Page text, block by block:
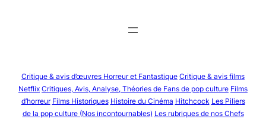
Critique & avis d’œuvres Horreur et Fantastique Critique & avis films
Netflix Critiques, Avis, Analyse, Théories de Fans de pop culture Films
d’horreur Films Historiques Histoire du Cinéma Hitchcock Les Piliers
de la pop culture (Nos incontournables) Les rubriques de nos Chefs